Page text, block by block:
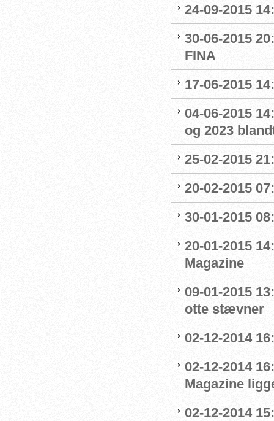
24-09-2015
30-06-2015
FINA
17-06-2015
04-06-2015
og 2023
25-02-2015
20-02-2015
30-01-2015
20-01-2015
Magazine
09-01-2015
otte stævner
02-12-2014
02-12-2014
Magazine
02-12-2014